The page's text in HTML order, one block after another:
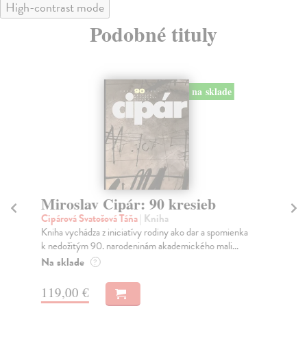
High-contrast mode
Podobné tituly
na sklade
Miroslav Cipár: 90 kresieb
Cipárová Svatošová Táňa| Kniha
Kniha vychádza z iniciatívy rodiny ako dar a spomienka
k nedožitým 90. narodeninám akademického mali...
Na sklade ?
119,00 €